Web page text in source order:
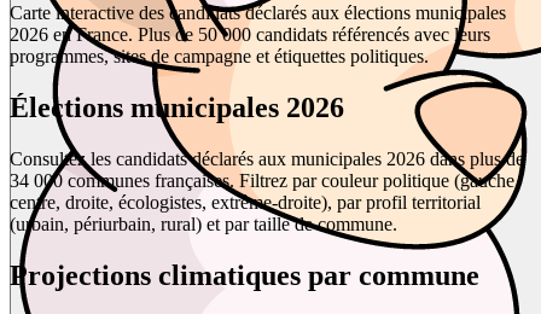
Carte interactive des candidats déclarés aux élections municipales
2026 en France. Plus de 50 000 candidats référencés avec leurs
programmes, sites de campagne et étiquettes politiques.
Élections municipales 2026
Consultez les candidats déclarés aux municipales 2026 dans plus de
34 000 communes françaises. Filtrez par couleur politique (gauche,
centre, droite, écologistes, extrême-droite), par profil territorial
(urbain, périurbain, rural) et par taille de commune.
Projections climatiques par commune